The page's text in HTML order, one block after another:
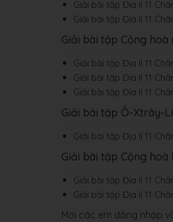
Giải bài tập Địa lí 11
Giải bài tập Địa lí 11
Giải bài tập Cộng
Giải bài tập Địa lí 11
Giải bài tập Địa lí 11
Giải bài tập Địa lí 11
Giải bài tập Ô-Xtrây-
Giải bài tập Địa lí 11
Giải bài tập Cộng hoà
Giải bài tập Địa lí 11
Giải bài tập Địa lí 11
Mời các em đăng nhập